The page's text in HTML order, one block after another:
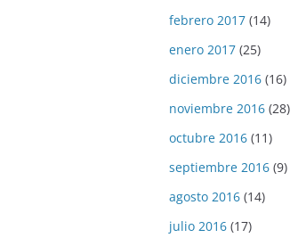
febrero 2017 (14)
enero 2017 (25)
diciembre 2016 (16)
noviembre 2016 (28)
octubre 2016 (11)
septiembre 2016 (9)
agosto 2016 (14)
julio 2016 (17)